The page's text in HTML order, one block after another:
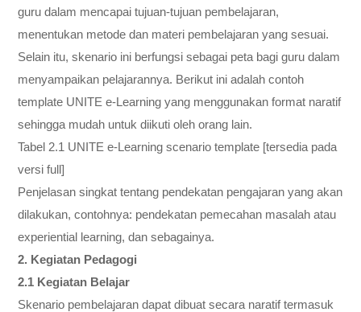
guru dalam mencapai tujuan-tujuan pembelajaran,
menentukan metode dan materi pembelajaran yang sesuai.
Selain itu, skenario ini berfungsi sebagai peta bagi guru dalam
menyampaikan pelajarannya. Berikut ini adalah contoh
template UNITE e-Learning yang menggunakan format naratif
sehingga mudah untuk diikuti oleh orang lain.
Tabel 2.1 UNITE e-Learning scenario template [tersedia pada
versi full]
Penjelasan singkat tentang pendekatan pengajaran yang akan
dilakukan, contohnya: pendekatan pemecahan masalah atau
experiential learning, dan sebagainya.
2. Kegiatan Pedagogi
2.1 Kegiatan Belajar
Skenario pembelajaran dapat dibuat secara naratif termasuk